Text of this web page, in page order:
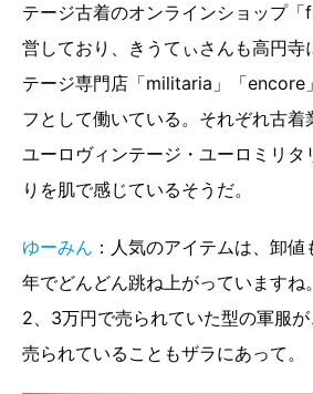
テージ古着のオンラインショップ
営しており、きうてぃさんも高円寺
テージ専門店「militaria」「encore
フとして働いている。それぞれ古着
ユーロヴィンテージ・ユーロミリタ
りを肌で感じているそうだ。
ゆーみん ：人気のアイテムは、卸
年でどんどん跳ね上がっていますね
2、3万円で売られていた型の軍服
売られていることもザラにあって。